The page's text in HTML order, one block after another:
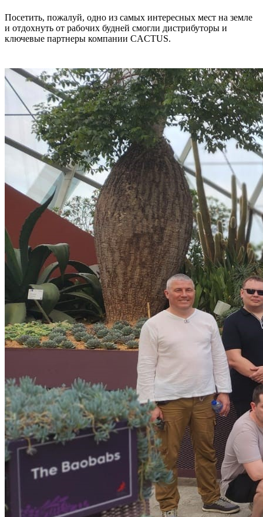
Посетить, пожалуй, одно из самых интересных мест на земле
и отдохнуть от рабочих будней смогли дистрибуторы и
ключевые партнеры компании CACTUS.